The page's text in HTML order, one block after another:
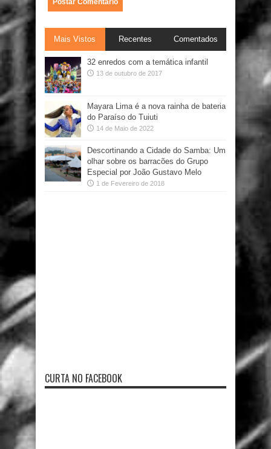
Mais Vistos Recentes Comentados
32 enredos com a temática infantil
13 de outubro de 2017
Mayara Lima é a nova rainha de bateria
do Paraíso do Tuiuti
14 de Maio de 2022
Descortinando a Cidade do Samba: Um
olhar sobre os barracões do Grupo
Especial por João Gustavo Melo
1 de Fevereiro de 2018
CURTA NO FACEBOOK